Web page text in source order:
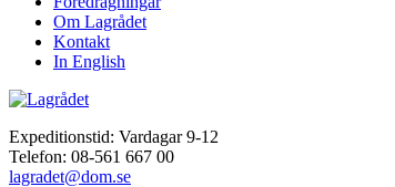
Om Lagrådet
Kontakt
In English
Expeditionstid: Vardagar 9-12
Telefon: 08-561 667 00
lagradet@dom.se